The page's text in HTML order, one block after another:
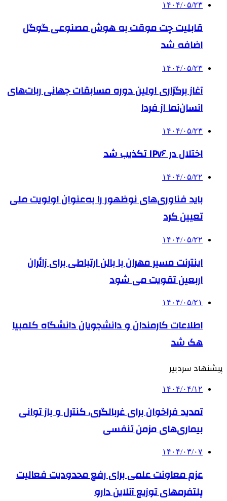
۱۴۰۴/۰۵/۲۳
قابلیت چت موقت به هوش مصنوعی گوگل
اضافه شد
۱۴۰۴/۰۵/۲۳
آغاز برگزاری اولین دوره مسابقات جهانی ربات‌های
انسان‌نما از فردا
۱۴۰۴/۰۵/۲۳
اختلال در IPv۶ تکذیب شد
۱۴۰۴/۰۵/۲۲
باید فناوری‌های نوظهور را به‌عنوان اولویت ملی
تعیین کرد
۱۴۰۴/۰۵/۲۲
اینترنت مسیر مهران با بالن ارتباطی برای زائران
اربعین تقویت می شود
۱۴۰۴/۰۵/۲۱
اطلاعات کارمندان و دانشجویان دانشگاه کلمبیا
هک شد
پیشنهاد سردبیر
۱۴۰۴/۰۴/۱۲
تمدید فراخوان برای غربالگری، کنترل و باز توانی
بیماری‌های مزمن تنفسی
۱۴۰۴/۰۳/۰۷
عزم معاونت علمی برای رفع محدودیت فعالیت
پلتفرمهای توزیع آنلاین دارو